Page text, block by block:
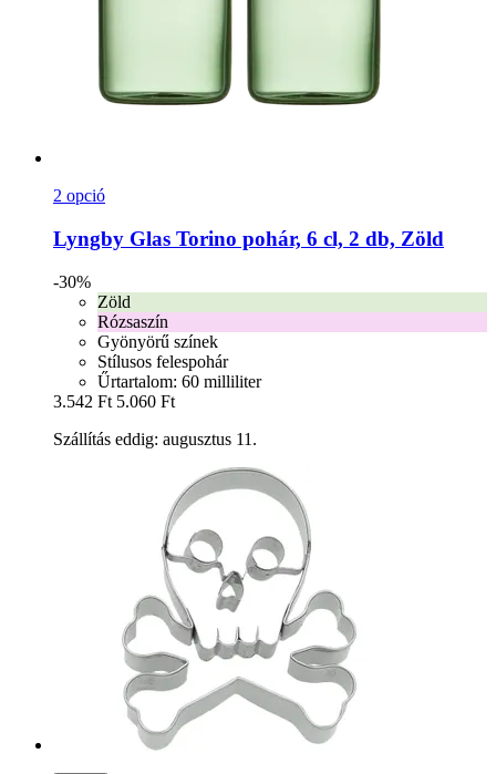
2 opció
Lyngby Glas Torino pohár, 6 cl, 2 db, Zöld
-30%
Zöld
Rózsaszín
Gyönyörű színek
Stílusos felespohár
Űrtartalom: 60 milliliter
3.542 Ft 5.060 Ft
Szállítás eddig: augusztus 11.